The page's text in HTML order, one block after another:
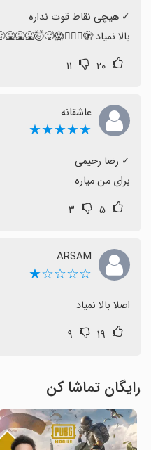
بالا نمیاد 🫪😶‍🌫️🫣😱🥵🤯🤮🤮🤮🤢🤢🤢🤢🤢🤮🤮🤮🤮🤮
۲۰ ۱۱
عاشقانه
★★★★★
برای من میاره
۵ ۳
ARSAM
☆☆☆☆★
اصلا بالا نمیاد
۱۹ ۹
رایگان تماشا کن